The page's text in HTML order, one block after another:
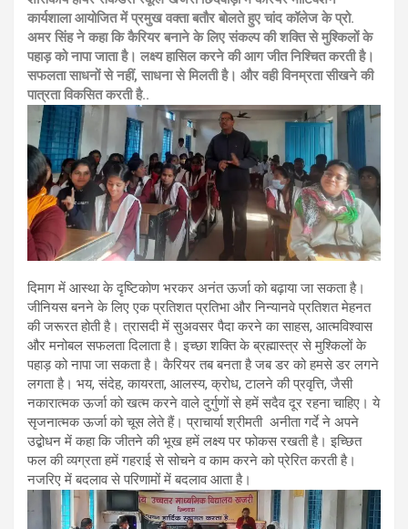
कार्यशाला आयोजित में प्रमुख वक्ता बतौर बोलते हुए चांद कॉलेज के प्रो.
अमर सिंह ने कहा कि कैरियर बनाने के लिए संकल्प की शक्ति से मुश्किलों के
पहाड़ को नापा जाता है। लक्ष्य हासिल करने की आग जीत निश्चित करती है।
सफलता साधनों से नहीं, साधना से मिलती है। और वही विनम्रता सीखने की
पात्रता विकसित करती है..
दिमाग में आस्था के दृष्टिकोण भरकर अनंत ऊर्जा को बढ़ाया जा सकता है।
जीनियस बनने के लिए एक प्रतिशत प्रतिभा और निन्यानवे प्रतिशत मेहनत
की जरूरत होती है। त्रासदी में सुअवसर पैदा करने का साहस, आत्मविश्वास
और मनोबल सफलता दिलाता है। इच्छा शक्ति के ब्रह्मास्त्र से मुश्किलों के
पहाड़ को नापा जा सकता है। कैरियर तब बनता है जब डर को हमसे डर लगने
लगता है। भय, संदेह, कायरता, आलस्य, क्रोध, टालने की प्रवृत्ति, जैसी
नकारात्मक ऊर्जा को खत्म करने वाले दुर्गुणों से हमें सदैव दूर रहना चाहिए। ये
सृजनात्मक ऊर्जा को चूस लेते हैं। प्राचार्या श्रीमती अनीता गर्दे ने अपने
उद्बोधन में कहा कि जीतने की भूख हमें लक्ष्य पर फोकस रखती है। इच्छित
फल की व्यग्रता हमें गहराई से सोचने व काम करने को प्रेरित करती है।
नजरिए में बदलाव से परिणामों में बदलाव आता है।